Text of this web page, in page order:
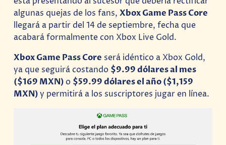
algunas quejas de los fans,Xbox Game Pass Core
llegará a partir del 14 de septiembre, fecha que
acabará formalmente con Xbox Live Gold.
Xbox Game Pass Core será idéntico a Xbox Gold,
ya que seguirá costando $9.99 dólares al mes
($169 MXN)o $59.99 dólares el año ($1,159
MXN)y permitirá a los suscriptores jugar en línea.